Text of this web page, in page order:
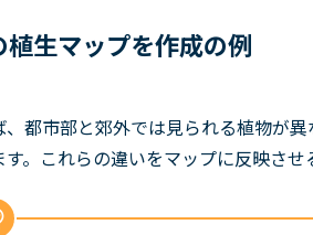
植生マップを作成の例
、都市部と郊外では見られる植物が
す。これらの違いをマップに反映させ